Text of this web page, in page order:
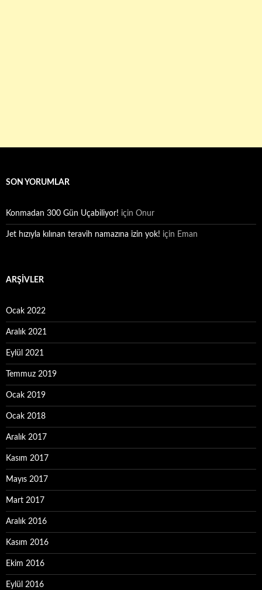
SON YORUMLAR
Konmadan 300 Gün Uçabiliyor! için Onur
Jet hızıyla kılınan teravih namazına izin yok! için Eman
ARŞIVLER
Ocak 2022
Aralık 2021
Eylül 2021
Temmuz 2019
Ocak 2019
Ocak 2018
Aralık 2017
Kasım 2017
Mayıs 2017
Mart 2017
Aralık 2016
Kasım 2016
Ekim 2016
Eylül 2016